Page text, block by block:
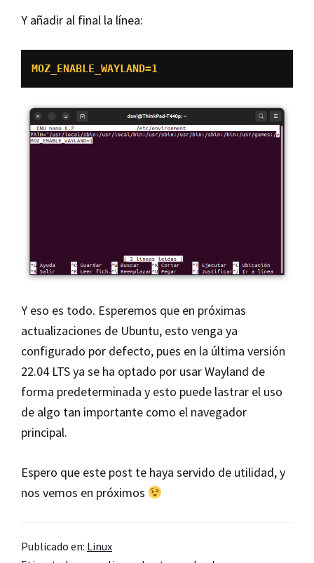
Y añadir al final la línea:
MOZ_ENABLE_WAYLAND=1
Y eso es todo. Esperemos que en próximas
actualizaciones de Ubuntu, esto venga ya
configurado por defecto, pues en la última versión
22.04 LTS ya se ha optado por usar Wayland de
forma predeterminada y esto puede lastrar el uso
de algo tan importante como el navegador
principal.
Espero que este post te haya servido de utilidad, y
nos vemos en próximos
Publicado en: Linux